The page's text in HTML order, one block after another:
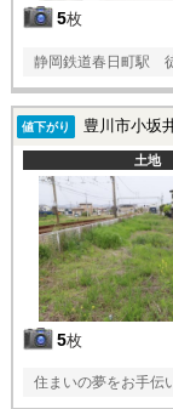
5枚
静岡鉄道春日町駅
値下がり 豊川市小坂
土地
5枚
住まいの夢をお手伝